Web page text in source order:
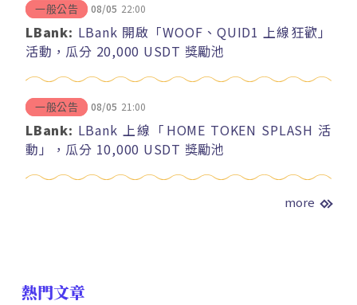
一般公告 08/05 22:00
LBank: LBank 開啟「WOOF、QUID1 上線狂歡」
活動，瓜分 20,000 USDT 獎勵池
一般公告 08/05 21:00
LBank: LBank 上線「HOME TOKEN SPLASH 活
動」，瓜分 10,000 USDT 獎勵池
more
熱門文章